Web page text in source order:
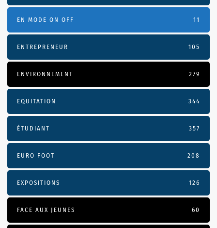
EN MODE ON OFF 11
ENTREPRENEUR 105
ENVIRONNEMENT 279
EQUITATION 344
ÉTUDIANT 357
EURO FOOT 208
EXPOSITIONS 126
FACE AUX JEUNES 60